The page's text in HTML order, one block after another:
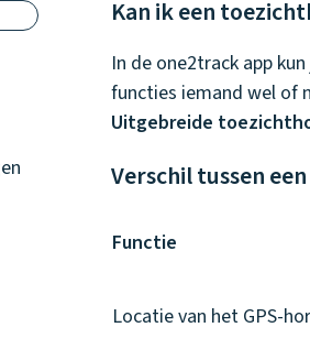
Kan ik een
In de one2track app
functies iemand wel of
Uitgebreide
Verschil tussen
Functie
Locatie van het GPS-